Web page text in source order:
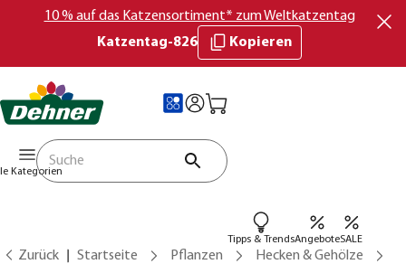
10 % auf das Katzensortiment* zum Weltkatzentag
Katzentag-826
Kopieren
Kategorien
Tipps & TrendsAngeboteSALE
Zurück Startseite Pflanzen
Hecken & Gehölze